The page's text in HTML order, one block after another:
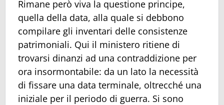
Rimane però viva la questione principe,
quella della data, alla quale si debbono
compilare gli inventari delle consistenze
patrimoniali. Qui il ministero ritiene di
trovarsi dinanzi ad una contraddizione per
ora insormontabile: da un lato la necessità
di fissare una data terminale, oltrecché una
iniziale per il periodo di guerra. Si sono